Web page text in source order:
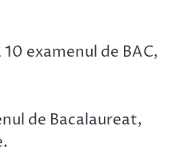
examenul de BAC,
de Bacalaureat,